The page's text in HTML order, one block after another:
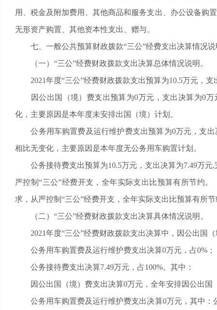
用、税金及附加费用、其他商品和服务支出、办公设备购
无形资产购置、其他资本性支出、赠与。
七、一般公共预算财政拨款“三公”经费支出决算情况说
（一）“三公”经费财政拨款支出决算总体情况说明。
2021年度“三公”经费财政拨款支出预算为10.5万元，支
因公出国（境）费支出预算为0万元，支出决算为0万
化，主要原因是本年度未安排出国（境）计划。
公务用车购置费及运行维护费支出预算为0万元，支出
相比无变化，主要原因是本年度无公务用车购置计划。
公务接待费支出预算为10.5万元，支出决算为7.49万元,
严控制“三公”经费开支，全年实际支出比预算有所节约
求，从严控制“三公”经费开支，全年实际支出比预算有所
（二）“三公”经费财政拨款支出决算具体情况说明。
2021年度“三公”经费财政拨款支出决算中，因公出国（
公务用车购置费及运行维护费支出决算0万元，占0%；
公务接待费支出决算7.49万元，占100%。其中：
因公出国（境）费支出决算0万元，全年安排因公出国
公务用车购置费及运行维护费支出决算0万元，其中：